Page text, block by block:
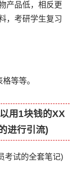
产品低，相反更
，考研学生复习
等等。
用1块钱的XX
进行引流)
考试的全套笔记)